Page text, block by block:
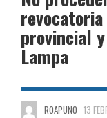
provincial
Lampa
ROAPUNO 13